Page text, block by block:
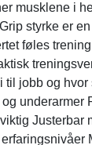
musklene i
styrke er
føles
til jobb og
underarmer
Justerbar